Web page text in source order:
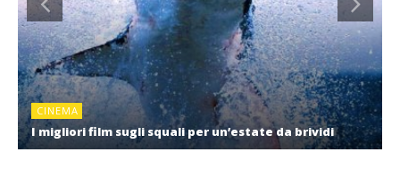
CINEMA
I migliori film sugli squali per un’estate da brividi